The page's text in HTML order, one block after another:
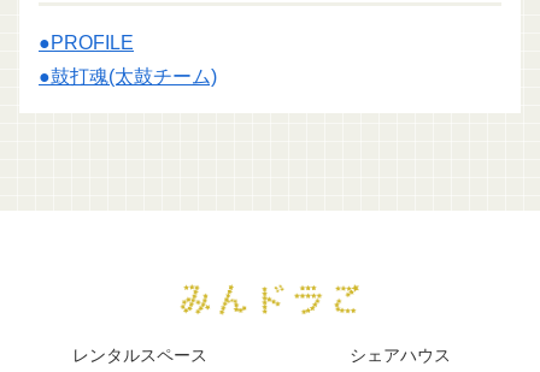
●PROFILE
●鼓打魂(太鼓チーム)
レンタルスペース シェアハウス